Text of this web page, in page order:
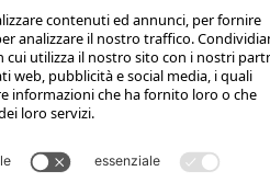
inclusa più spese di spedizione e TSA
AG © 2025